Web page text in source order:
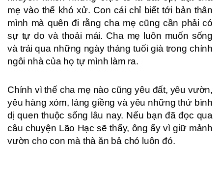
mẹ vào thế khó xử. Con cái chỉ biết tới bản thân
mình mà quên đi rằng cha mẹ cũng cần phải có
sự tự do và thoải mái. Cha mẹ luôn muốn sống
và trải qua những ngày tháng tuổi già trong chính
ngôi nhà của họ tự mình làm ra.
Chính vì thế cha mẹ nào cũng yêu đất, yêu vườn,
yêu hàng xóm, láng giềng và yêu những thứ bình
dị quen thuộc sống lâu nay. Nếu bạn đã đọc qua
câu chuyện Lão Hạc sẽ thấy, ông ấy vì giữ mảnh
vườn cho con mà thà ăn bả chó luôn đó.